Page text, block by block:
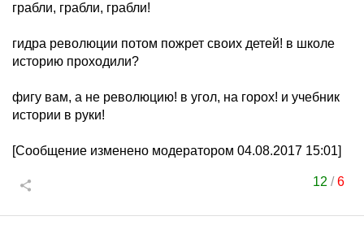
грабли, грабли, грабли!
гидра революции потом пожрет своих детей! в школе
историю проходили?
фигу вам, а не революцию! в угол, на горох! и учебник
истории в руки!
[Сообщение изменено модератором 04.08.2017 15:01]
12 /6